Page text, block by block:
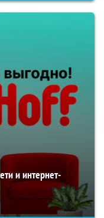
и интернет-